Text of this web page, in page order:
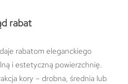
rabat
rabatom eleganckiego
i estetyczną powierzchnię.
kory – drobna, średnia lub